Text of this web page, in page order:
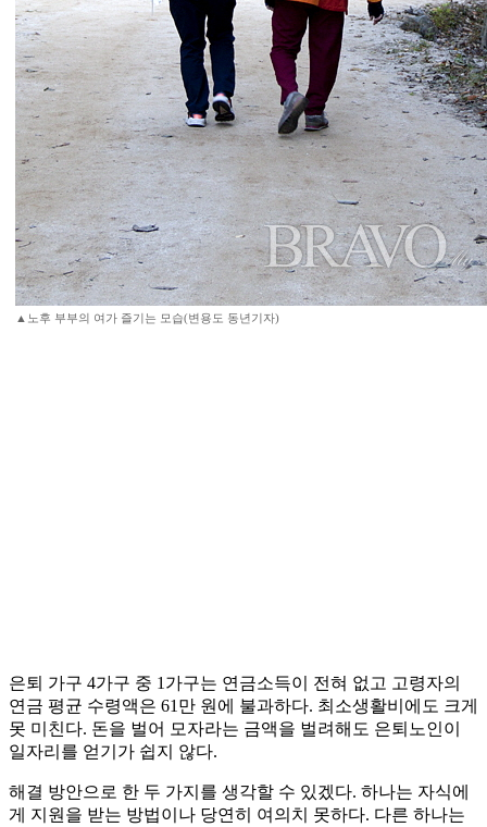
▲노후 부부의 여가 즐기는 모습(변용도 동년기자)
은퇴 가구 4가구 중 1가구는 연금소득이 전혀 없고 고령자의
연금 평균 수령액은 61만 원에 불과하다. 최소생활비에도 크게
못 미친다. 돈을 벌어 모자라는 금액을 벌려해도 은퇴노인이
일자리를 얻기가 쉽지 않다.
해결 방안으로 한 두 가지를 생각할 수 있겠다. 하나는 자식에
게 지원을 받는 방법이나 당연히 여의치 못하다. 다른 하나는